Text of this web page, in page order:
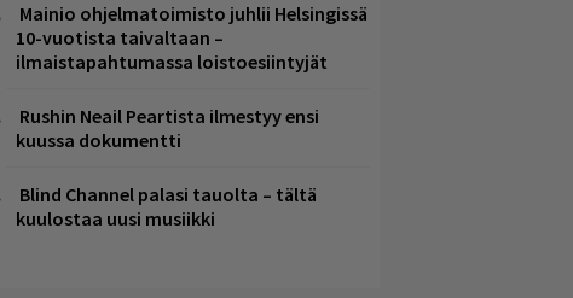
Mainio ohjelmatoimisto juhlii Helsingissä
10-vuotista taivaltaan –
ilmaistapahtumassa loistoesiintyjät
Rushin Neail Peartista ilmestyy ensi
kuussa dokumentti
Blind Channel palasi tauolta – tältä
kuulostaa uusi musiikki